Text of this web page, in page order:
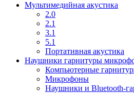
Мультимедийная акустика
2.0
2.1
3.1
5.1
Портативная акустика
Наушники гарнитуры
Компьютерные
Микрофоны
Наушники и Bluetooth-